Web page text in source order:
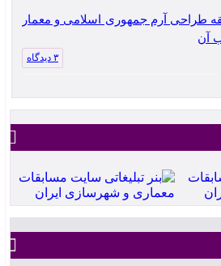
طراحی آرم جمهوری اسلامی و معمار
آن
۳ دیدگاه